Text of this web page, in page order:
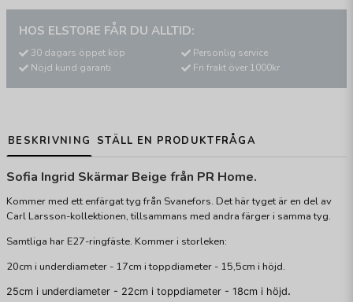
HOS ELSTORE FÅR DU ALLTID:
30 dagars öppet köp
Nöjd kund garanti
Personlig service
Fri frakt över 1000kr
BESKRIVNING STÄLL EN PRODUKTFRÅGA
Sofia Ingrid Skärmar Beige från PR Home.
Kommer med ett enfärgat tyg från Svanefors. Det här tyget är en del av
Carl Larsson-kollektionen, tillsammans med andra färger i samma tyg.
Samtliga har E27-ringfäste. Kommer i storleken:
20cm i underdiameter - 17cm i toppdiameter - 15,5cm i höjd.
25cm i underdiameter - 22cm i toppdiameter - 18cm i höjd.